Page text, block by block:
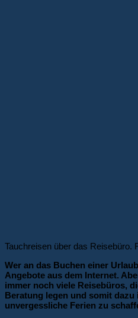
Tauchreisen über das Reisebüro.
Wer an das Buchen einer
Angebote aus dem Internet.
immer noch viele Reisebüros,
Beratung legen und somit
unvergessliche Ferien zu